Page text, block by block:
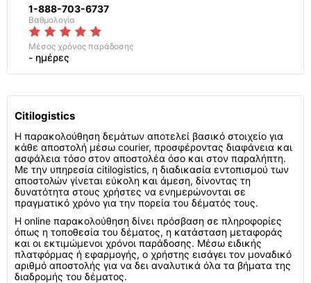
1-888-703-6737
Βαθμολογία
Μέσος χρόνος παράδοσης
- ημέρες
Citilogistics
Η παρακολούθηση δεμάτων αποτελεί βασικό στοιχείο για
κάθε αποστολή μέσω courier, προσφέροντας διαφάνεια και
ασφάλεια τόσο στον αποστολέα όσο και στον παραλήπτη.
Με την υπηρεσία citilogistics, η διαδικασία εντοπισμού των
αποστολών γίνεται εύκολη και άμεση, δίνοντας τη
δυνατότητα στους χρήστες να ενημερώνονται σε
πραγματικό χρόνο για την πορεία του δέματός τους.
Η online παρακολούθηση δίνει πρόσβαση σε πληροφορίες
όπως η τοποθεσία του δέματος, η κατάσταση μεταφοράς
και οι εκτιμώμενοι χρόνοι παράδοσης. Μέσω ειδικής
πλατφόρμας ή εφαρμογής, ο χρήστης εισάγει τον μοναδικό
αριθμό αποστολής για να δει αναλυτικά όλα τα βήματα της
διαδρομής του δέματος.